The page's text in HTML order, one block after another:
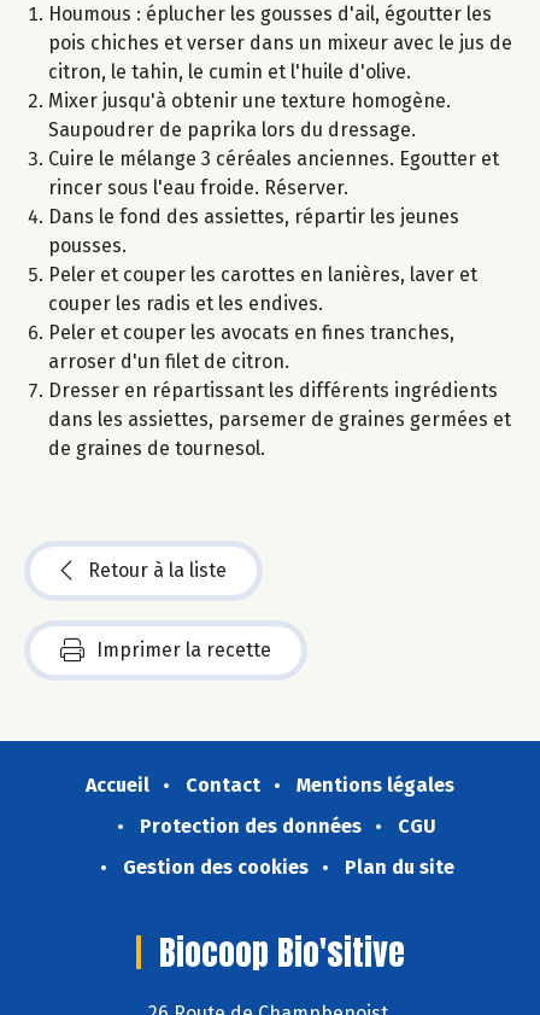
Houmous : éplucher les gousses d'ail, égoutter les
pois chiches et verser dans un mixeur avec le jus de
citron, le tahin, le cumin et l'huile d'olive.
Mixer jusqu'à obtenir une texture homogène.
Saupoudrer de paprika lors du dressage.
Cuire le mélange 3 céréales anciennes. Egoutter et
rincer sous l'eau froide. Réserver.
Dans le fond des assiettes, répartir les jeunes
pousses.
Peler et couper les carottes en lanières, laver et
couper les radis et les endives.
Peler et couper les avocats en fines tranches,
arroser d'un filet de citron.
Dresser en répartissant les différents ingrédients
dans les assiettes, parsemer de graines germées et
de graines de tournesol.
Retour à la liste
Imprimer la recette
Accueil Contact
Mentions légales
Protection des données
CGU
Gestion des cookies
Plan du site
Biocoop Bio'sitive